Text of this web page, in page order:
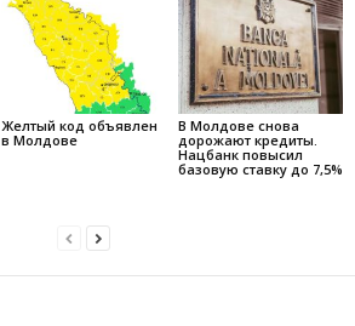
Желтый код объявлен
в Молдове
В Молдове снова
дорожают кредиты.
Нацбанк повысил
базовую ставку до 7,5%